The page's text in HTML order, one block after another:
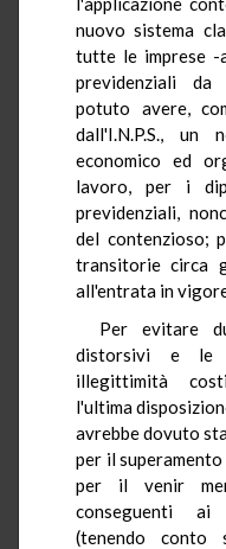
nuovo sistema
tutte le imprese -
previdenziali da
potuto avere,
dall'I.N.P.S., un
economico ed
lavoro, per i
previdenziali,
del contenzioso;
transitorie circa
all'entrata in
Per evitare
distorsivi e le
illegittimità
l'ultima
avrebbe dovuto
per il
per il venir
conseguenti ai
(tenendo conto